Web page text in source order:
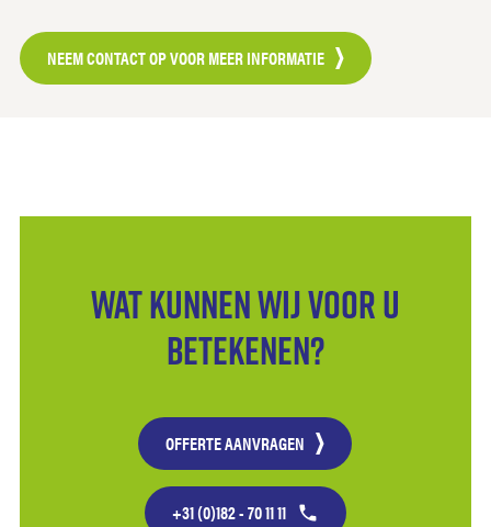
NEEM CONTACT OP VOOR MEER INFORMATIE
Wat kunnen wij voor u
betekenen?
OFFERTE AANVRAGEN
+31 (0)182 - 70 11 11